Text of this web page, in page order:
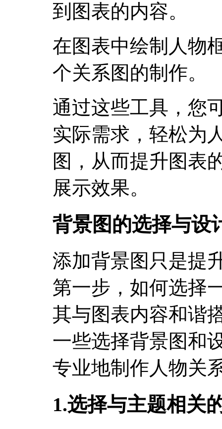
到图表的内容。
在图表中绘制人物
个关系图的制作。
通过这些工具，您
实际需求，轻松为
图，从而提升图表
展示效果。
背景图的选择与设
添加背景图只是提
第一步，如何选择
其与图表内容和谐
一些选择背景图和
专业地制作人物关
1.选择与主题相关